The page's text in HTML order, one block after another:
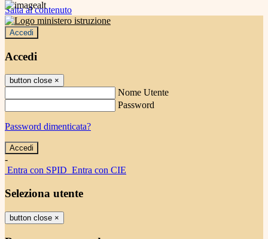
Salta al contenuto
Accedi
Accedi
button close ×
Nome Utente
Password
Password dimenticata?
-
Entra con SPID Entra con CIE
Seleziona utente
button close ×